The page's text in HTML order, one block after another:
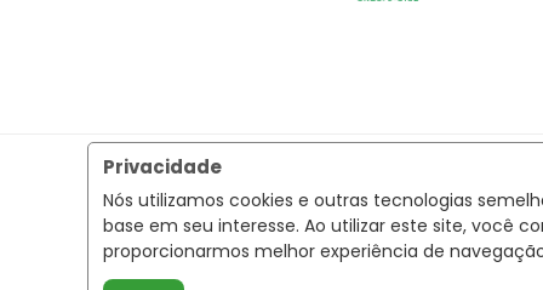
Privacidade
Nós utilizamos cookies e outras tecnologias
base em seu interesse. Ao utilizar este site, você
proporcionarmos melhor experiência de